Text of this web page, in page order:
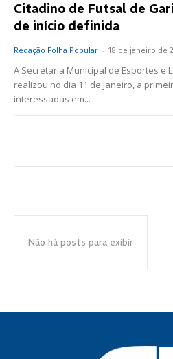
Citadino de Futsal de
de início definida
Redação Folha Popular - 18 de janeiro de
A Secretaria Municipal de Esportes e
realizou no dia 11 de janeiro, a
interessadas em...
Não há posts para exibir